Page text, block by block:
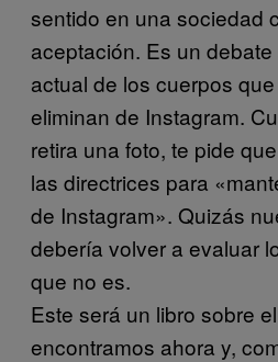
sentido en una sociedad
aceptación. Es un
actual de los cuerpos
eliminan de Instagram.
retira una foto, te pide
las directrices para
de Instagram». Quizás
debería volver a evaluar
que no es.
Este será un libro sobre
encontramos ahora y,